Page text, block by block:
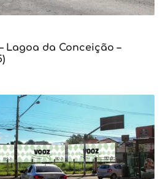
Lagoa da Conceição –